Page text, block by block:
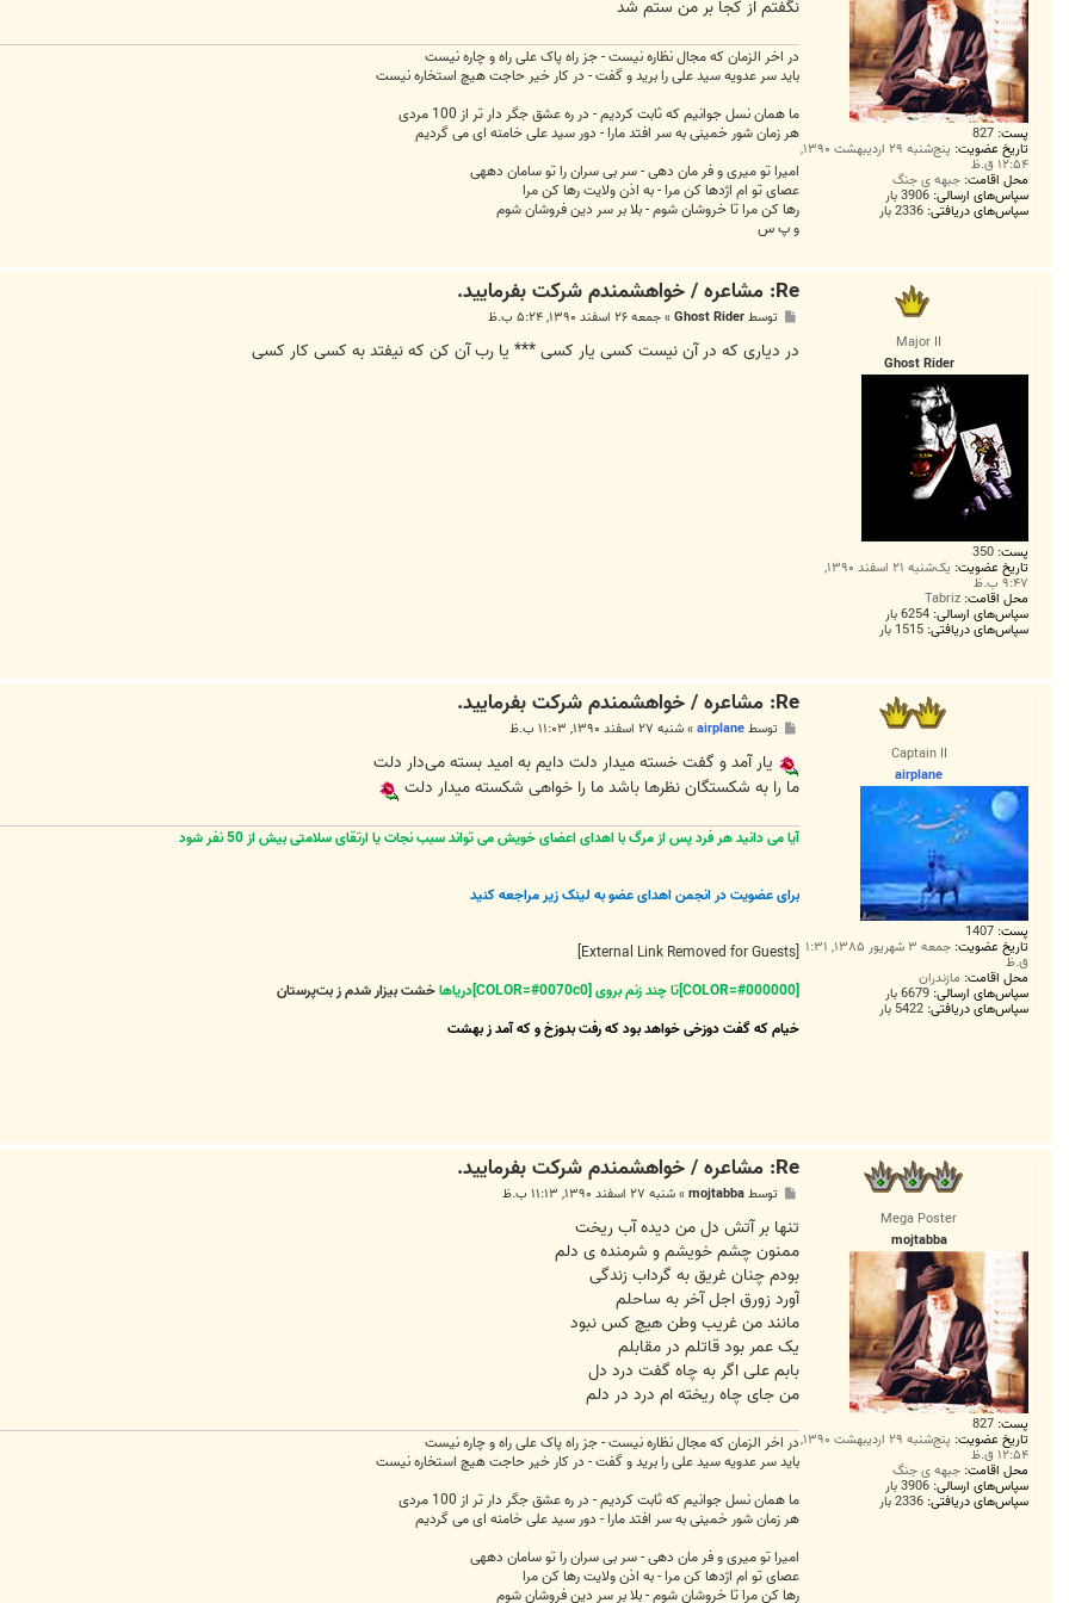
پست: 827
تاریخ عضویت: پنج‌شنبه ۲۹ اردیبهشت ۱۳۹۰,
۱۲:۵۴ ق.ظ
محل اقامت: جبهه ی جنگ
سپاس‌های ارسالی: 3906 بار
سپاس‌های دریافتی: 2336 بار
نگفتم از کجا بر من ستم شد
در اخر الزمان که مجال نظاره نیست - جز راه پاک علی راه و چاره نیست
باید سر عدویه سید علی را برید و گفت - در کار خیر حاجت هیچ استخاره نیست
ما همان نسل جوانیم که ثابت کردیم - در ره عشق جگر دار تر از 100 مردی
هر زمان شور خمینی به سر افتد مارا - دور سید علی خامنه ای می گردیم
امیرا تو میری و فر مان دهی - سر بی سران را تو سامان دههی
عصای تو ام اژدها کن مرا - به اذن ولایت رها کن مرا
رها کن مرا تا خروشان شوم - بلا بر سر دین فروشان شوم
و پ س
Major II
Ghost Rider
پست: 350
تاریخ عضویت: یک‌شنبه ۲۱ اسفند ۱۳۹۰,
۹:۴۷ ب.ظ
محل اقامت:
سپاس‌های ارسالی: 6254 بار
سپاس‌های دریافتی: 1515 بار
Re: مشاعره / خواهشمندم شرکت بفرماييد.
ت
توسطGhost Rider
»جمعه ۲۶ اسفند ۱۳۹۰, ۵:۲۴ ب.ظ
در دیاری که در آن نیست کسی یار کسی *** یا رب آن کن که نیفتد به کسی کار کسی
Captain II
airplane
پست: 1407
تاریخ عضویت: جمعه ۳ شهریور ۱۳۸۵, ۱:۳۱
ق.ظ
محل اقامت: مازندران
سپاس‌های ارسالی: 6679 بار
سپاس‌های دریافتی: 5422 بار
Re: مشاعره / خواهشمندم شرکت بفرماييد.
ت
توسطairplane
»شنبه ۲۷ اسفند ۱۳۹۰, ۱۱:۰۳ ب.ظ
یار آمد و گفت خسته میدار دلت دایم به امید بسته می‌دار دلت
ما را به شکستگان نظرها باشد ما را خواهی شکسته میدار دلت
آیا می دانید هر فرد پس از مرگ با اهدای اعضای خویش می تواند سبب نجات یا ارتقای سلامتی بیش از 50 نفر شود
برای عضویت در انجمن اهدای عضو به لینک زیر مراجعه کنید
[External Link Removed for Guests]
[COLOR=#000000]تا چند زنم بروی [COLOR=#0070c0]دریاها
خشت بیزار شدم ز بت‌پرستان
خیام که گفت دوزخی خواهد بود که رفت بدوزخ و که آمد ز بهشت
Mega Poster
mojtabba
پست: 827
تاریخ عضویت: پنج‌شنبه ۲۹ اردیبهشت ۱۳۹۰,
۱۲:۵۴ ق.ظ
محل اقامت: جبهه ی جنگ
سپاس‌های ارسالی: 3906 بار
سپاس‌های دریافتی: 2336 بار
Re: مشاعره / خواهشمندم شرکت بفرماييد.
ت
توسطmojtabba
»شنبه ۲۷ اسفند ۱۳۹۰, ۱۱:۱۳ ب.ظ
تنها بر آتش دل من دیده آب ریخت
ممنون چشم خویشم و شرمنده ی دلم
بودم چنان غریق به گرداب زندگی
آورد زورق اجل آخر به ساحلم
مانند من غریب وطن هیچ کس نبود
یک عمر بود قاتلم در مقابلم
بابم علی اگر به چاه گفت درد دل
من جای چاه ریخته ام درد در دلم
در اخر الزمان که مجال نظاره نیست - جز راه پاک علی راه و چاره نیست
باید سر عدویه سید علی را برید و گفت - در کار خیر حاجت هیچ استخاره نیست
ما همان نسل جوانیم که ثابت کردیم - در ره عشق جگر دار تر از 100 مردی
هر زمان شور خمینی به سر افتد مارا - دور سید علی خامنه ای می گردیم
امیرا تو میری و فر مان دهی - سر بی سران را تو سامان دههی
عصای تو ام اژدها کن مرا - به اذن ولایت رها کن مرا
رها کن مرا تا خروشان شوم - بلا بر سر دین فروشان شوم